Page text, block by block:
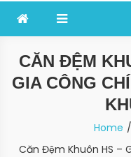
CĂN ĐỆM
GIA CÔNG
Home
Căn Đệm Khuôn HS –